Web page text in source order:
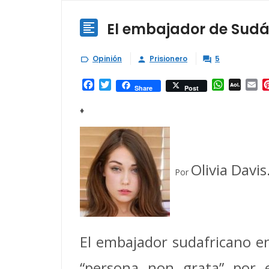
 El embajador de
 Opinión  Prisionero  5
Facebook
TwitterShare Post
AOL
♦
Por Olivia Davis.
El embajador sudafricano